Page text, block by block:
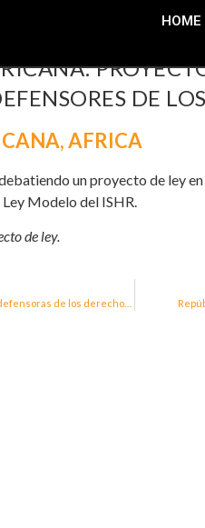
HOME
DE
,AFRICA
un proyecto de ley
Modelo del ISHR.
de ley.